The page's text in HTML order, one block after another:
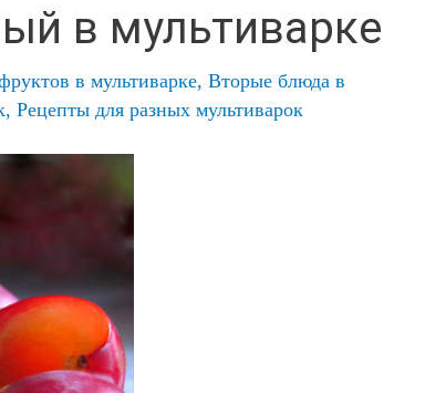
в мультиварке
в мультиварке, Вторые блюда в
, Рецепты для разных мультиварок